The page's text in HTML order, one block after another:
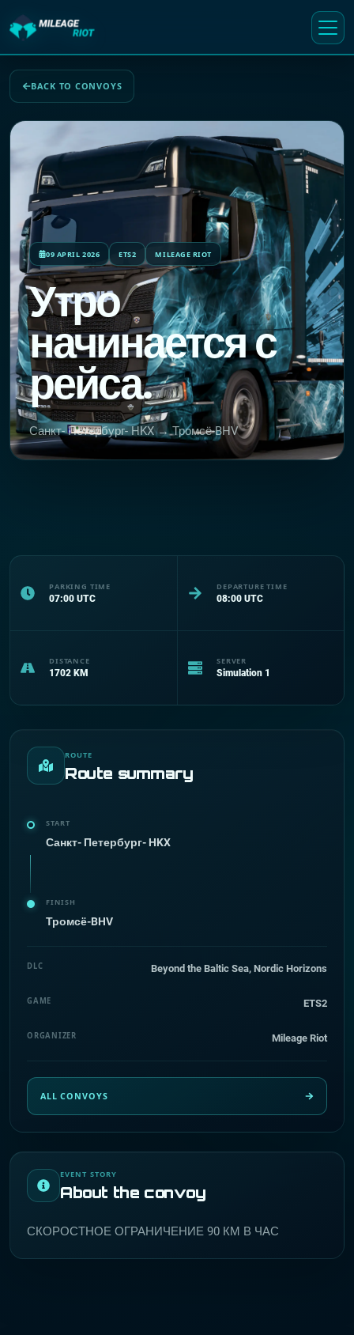
BACK TO CONVOYS
09 APRIL 2026 ETS2 MILEAGE RIOT
Утро
начинается с
рейса.
Санкт- Петербург- HKX → Тромсё-BHV
PARKING TIME
07:00 UTC
DEPARTURE TIME
08:00 UTC
DISTANCE
1702 KM
SERVER
Simulation 1
EVENT STORY
About the convoy
СКОРОСТНОЕ ОГРАНИЧЕНИЕ 90 КМ В ЧАС
ROUTE
Route summary
START
Санкт- Петербург- HKX
FINISH
Тромсё-BHV
DLC Beyond the Baltic Sea, Nordic Horizons
GAME ETS2
ORGANIZER Mileage Riot
ALL CONVOYS